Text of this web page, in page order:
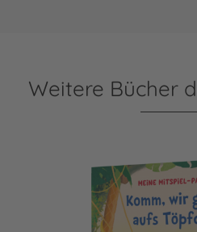
Weitere Bücher